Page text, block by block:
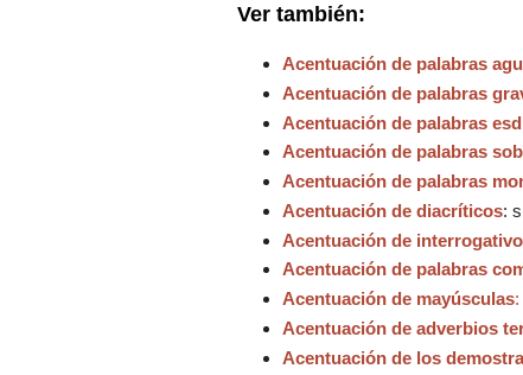
Ver también:
Acentuación de palabras
Acentuación de palabras
Acentuación de palabras
Acentuación de palabras
Acentuación de palabras
Acentuación de diacríticos:
Acentuación de
Acentuación de palabras
Acentuación de mayúsculas:
Acentuación de adverbios
Acentuación de los